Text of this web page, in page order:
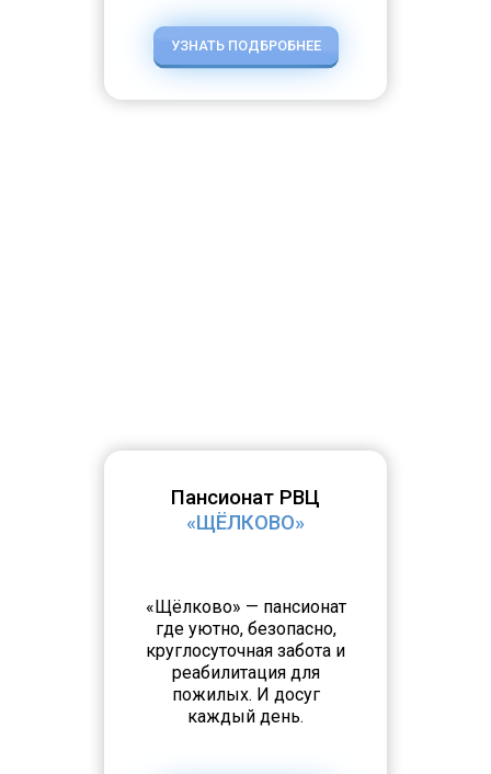
УЗНАТЬ ПОДБРОБНЕЕ
Пансионат РВЦ
«ЩЁЛКОВО»
«Щёлково» — пансионат
где уютно, безопасно,
круглосуточная забота и
реабилитация для
пожилых. И досуг
каждый день.